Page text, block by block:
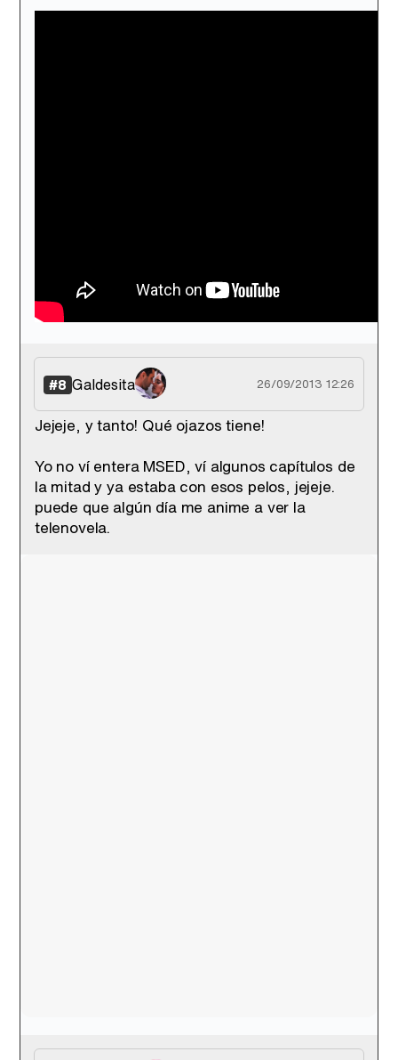
#8 Galdesita 26/09/2013 12:26
Jejeje, y tanto! Qué ojazos tiene!
Yo no ví entera MSED, ví algunos capítulos de
la mitad y ya estaba con esos pelos, jejeje.
puede que algún día me anime a ver la
telenovela.